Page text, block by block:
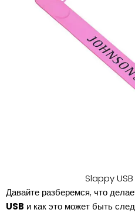
Slappy
Давайте разберемся, что
USB и как это может быть